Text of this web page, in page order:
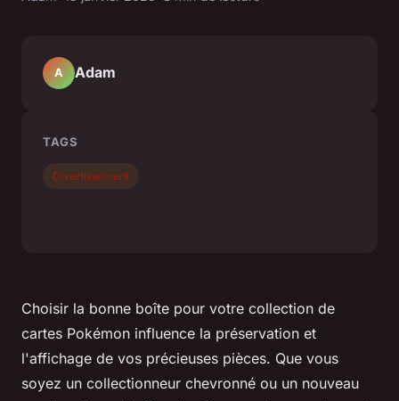
Choisir la bonne boîte pour votre collection de
cartes Pokémon influence la préservation et
l'affichage de vos précieuses pièces. Que vous
soyez un collectionneur chevronné ou un nouveau
A Adam
TAGS
Divertissement